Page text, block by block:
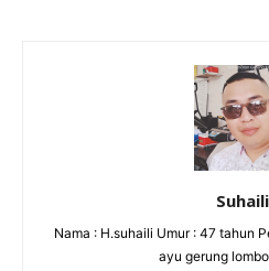
Nama : H.suhaili Umur : 47 tahun
ayu gerung